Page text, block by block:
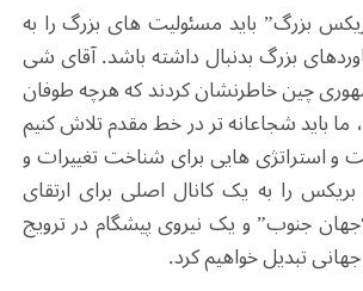
بزرگ” باید مسئولیت های بزرگ را به
بزرگ بدنبال داشته باشد. آقای شی
چین خاطرنشان کردند که هرچه طوفان
ما باید شجاعانه تر در خط مقدم تلاش کنیم
و استراتژی هایی برای شناخت تغییرات و
بریکس را به یک کانال اصلی برای ارتقای
جنوب” و یک نیروی پیشگام در ترویج
تبدیل خواهیم کرد.